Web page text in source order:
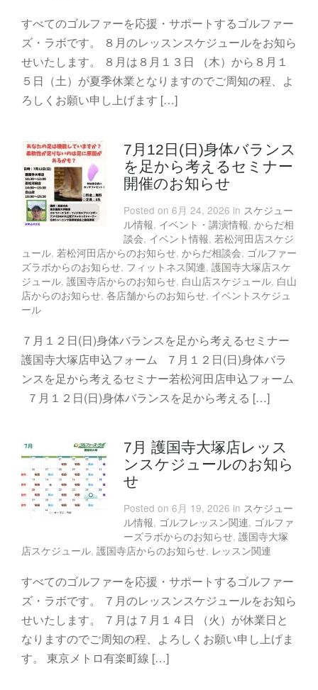
すべてのゴルファーを応援・サポートするゴルファー
ズ・ラボです。 ８月のレッスンスケジュールをお知ら
せいたします。 ８月は８月１３日 （木）から８月１
５日（土）が夏季休業となりますのでご周知の程、よ
ろしくお願い申し上げます […]
7月12日(日)身体バランス
を足から考えるセミナー
開催のお知らせ
Posted on 6月 24, 2026 in スケジュー
ル情報, イベント・講演情報, からだ相
談会, イベント情報, 若松河田店スケジ
ュール, 若松河田店からのお知らせ, からだ相談会, ゴルファー
ズラボからのお知らせ, フィットネス関連, 護国寺大塚店スケ
ジュール, 護国寺店からのお知らせ, 白山店スケジュール, 白山
店からのお知らせ, 各店舗からのお知らせ, イベントスケジュ
ール
７月１２日(日)身体バランスを足から考えるセミナー
護国寺大塚店申込フォーム ７月１２日(日)身体バラ
ンスを足から考えるセミナー若松河田店申込フォーム
７月１２日(日)身体バランスを足から考える […]
7月 護国寺大塚店レッス
ンスケジュールのお知ら
せ
Posted on 6月 19, 2026 in スケジュー
ル情報, ゴルフレッスン関連, ゴルファ
ーズラボからのお知らせ, 護国寺大塚
店スケジュール, 護国寺店からのお知らせ, レッスン関連
すべてのゴルファーを応援・サポートするゴルファー
ズ・ラボです。 ７月のレッスンスケジュールをお知ら
せいたします。 ７月は７月１４日 （火）が休業日と
なりますのでご周知の程、よろしくお願い申し上げま
す。 東京メトロ有楽町線 […]